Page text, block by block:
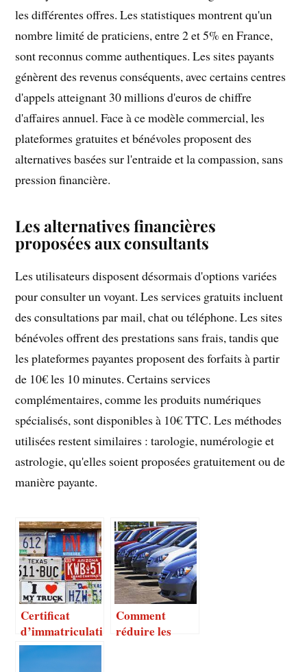
les différentes offres. Les statistiques montrent qu'un
nombre limité de praticiens, entre 2 et 5% en France,
sont reconnus comme authentiques. Les sites payants
génèrent des revenus conséquents, avec certains centres
d'appels atteignant 30 millions d'euros de chiffre
d'affaires annuel. Face à ce modèle commercial, les
plateformes gratuites et bénévoles proposent des
alternatives basées sur l'entraide et la compassion, sans
pression financière.
Les alternatives financières
proposées aux consultants
Les utilisateurs disposent désormais d'options variées
pour consulter un voyant. Les services gratuits incluent
des consultations par mail, chat ou téléphone. Les sites
bénévoles offrent des prestations sans frais, tandis que
les plateformes payantes proposent des forfaits à partir
de 10€ les 10 minutes. Certains services
complémentaires, comme les produits numériques
spécialisés, sont disponibles à 10€ TTC. Les méthodes
utilisées restent similaires : tarologie, numérologie et
astrologie, qu'elles soient proposées gratuitement ou de
manière payante.
Certificat
d’immatriculati
on : qu’est -ce
que c’est
Comment
réduire les